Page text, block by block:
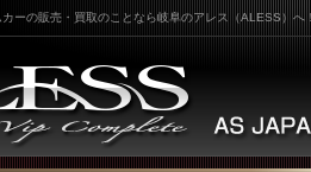
ーの販売・買取のことなら岐阜のアレス（ALESS）へ